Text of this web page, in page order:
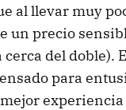
al llevar muy
un precio
del doble).
para
experiencia